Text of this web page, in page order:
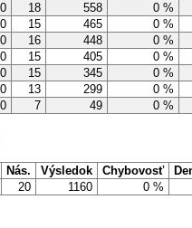
0 18 558
0 %
0 15 465
0 %
0 16 448
0 %
0 15 405
0 %
0 15 345
0 %
0 13 299
0 %
0 7 49 0 %
Nás. Výsledok Chybovosť
20 1160 0 %